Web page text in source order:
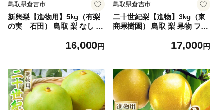
鳥取県倉吉市
新興梨【進物用】5kg（有梨
の実 石田） 鳥取 梨 なし ナ
しんこうなし 人気 進物 贈答
16,000円
鳥取県倉吉市
二十世紀梨【進物】3kg（東
商果樹園） 鳥取 梨 果物 フル
17,000円